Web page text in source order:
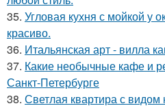
35. Угловая кухня с мойкой у
красиво.
36. Итальянская арт - вилла
37. Какие необычные кафе и
Санкт-Петербурге
38. Светлая квартира с